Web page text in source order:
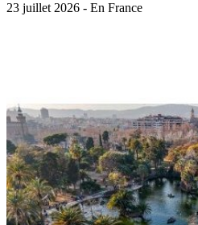
23 juillet 2026 - En France